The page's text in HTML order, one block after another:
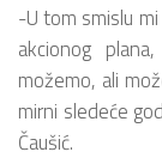
-U tom smislu
akcionog
možemo, ali
mirni sledeće
Čaušić.